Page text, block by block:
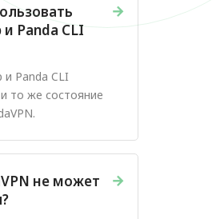
→
Panda CLI
Panda CLI
то же состояние
→
не может